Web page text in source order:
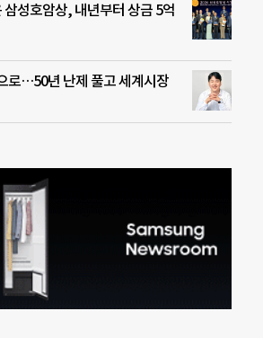
삼성호암상, 내년부터 상금 5억
로…50년 난제 풀고 세계시장